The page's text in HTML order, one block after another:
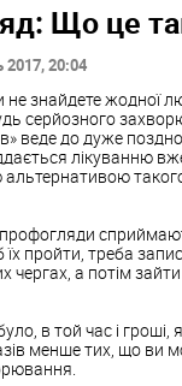
Що це
2017, 20:04
знайдете жодної
серйозного
веде до дуже
лікуванню
альтернативою
їх пройти, треба
чергах, а потім
в той час і
менше тих, що ви